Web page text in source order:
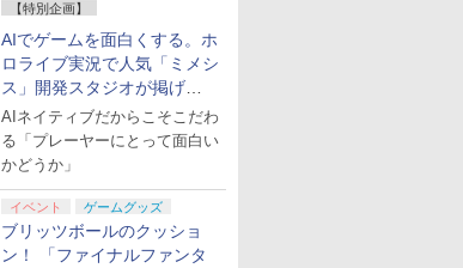
【特別企画】
AIでゲームを面白くする。ホ
ロライブ実況で人気「ミメシ
ス」開発スタジオが掲げ
る“AI活用の信念”とは？【講
演レポート】
AIネイティブだからこそこだわ
る「プレーヤーにとって面白い
かどうか」
イベント ゲームグッズ
ブリッツボールのクッショ
ン！ 「ファイナルファンタ